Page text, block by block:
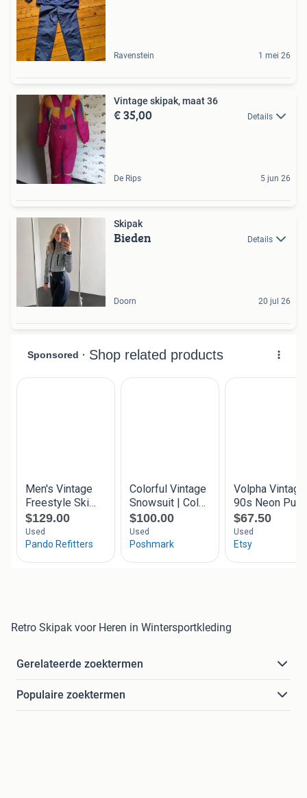
Ravenstein 1 mei 26
Vintage skipak, maat 36
€ 35,00 Details
De Rips 5 jun 26
Skipak
Bieden Details
Doorn 20 jul 26
Retro Skipak voor Heren in Wintersportkleding
Gerelateerde zoektermen
Populaire zoektermen